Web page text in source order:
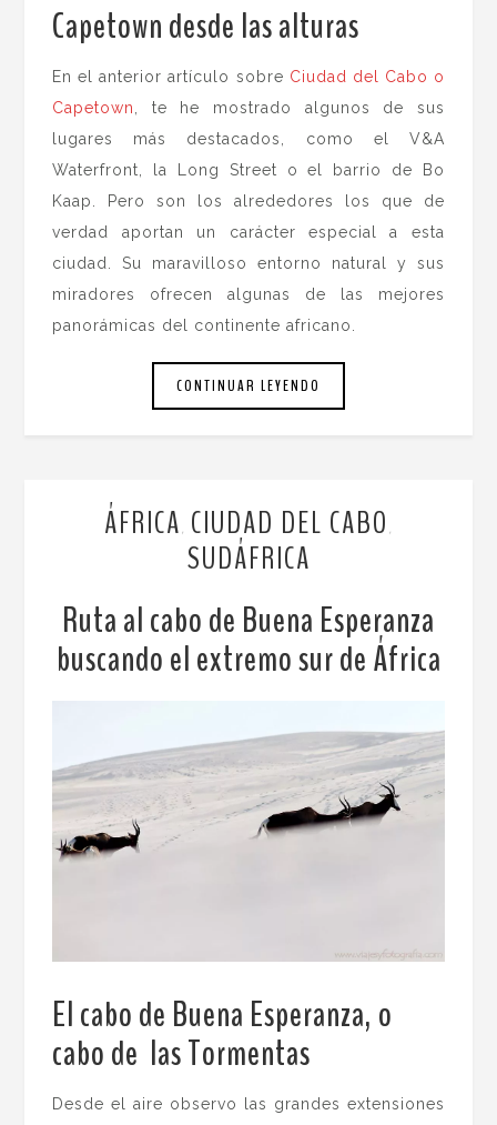
Capetown desde las alturas
En el anterior artículo sobre Ciudad del Cabo o
Capetown
, te he mostrado algunos de sus
lugares más destacados, como el V&A
Waterfront, la Long Street o el barrio de Bo
Kaap. Pero son los alrededores los que de
verdad aportan un carácter especial a esta
ciudad. Su maravilloso entorno natural y sus
miradores ofrecen algunas de las mejores
panorámicas del continente africano.
CONTINUAR LEYENDO
ÁFRICA CIUDAD DEL CABO
SUDÁFRICA
Ruta al cabo de Buena Esperanza
buscando el extremo sur de África
El cabo de Buena Esperanza, o
cabo de las Tormentas
Desde el aire observo las grandes extensiones